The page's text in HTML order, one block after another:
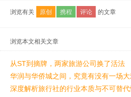
浏览有关 原创 携程 评论 的文章
浏览本文相关文章
从ST到摘牌，两家旅游公司换了活法
华润与华侨城之间，究竟有没有一场大
深度解析旅行社的行业本质与不可替代